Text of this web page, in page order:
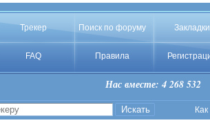
Трекер Поиск по форуму Закладки
FAQ Правила
Нас вместе: 4 268 532